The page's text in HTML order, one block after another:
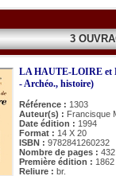
3
LA HAUTE-LOIRE et
- Archéo., histoire)
Référence : 1303
Auteur(s) : Francisque
Date édition : 1994
Format : 14 X 20
ISBN : 9782841260232
Nombre de pages : 432
Première édition : 1862
Reliure : br.